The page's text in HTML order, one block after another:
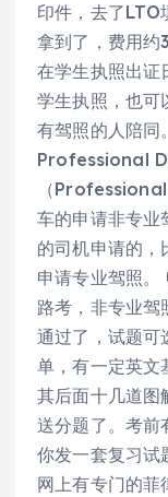
印件，去了LTO
拿到了，费用约
在学生执照出证
学生执照，也可
有驾照的人陪
Professional
（
车的申请非专业
的司机申请的，
申请专业驾照。
路考，非专业
通过了，试题可
单，有一定英文
其后面十几道图
送分题了。考前
你发一套复习试
网上有专门的菲